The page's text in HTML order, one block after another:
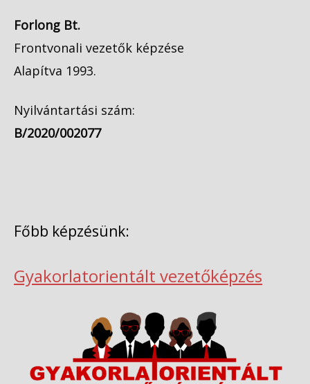
Forlong Bt.
Frontvonali vezetők képzése
Alapítva 1993.
Nyilvántartási szám:
B/2020/002077
Főbb képzésünk:
Gyakorlatorientált vezetőképzés